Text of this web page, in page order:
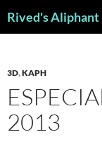
Rived's Aliphant
3D,KAPH
2013